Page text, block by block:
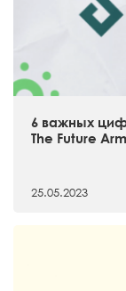
6 важных
The Future
25.05.2023